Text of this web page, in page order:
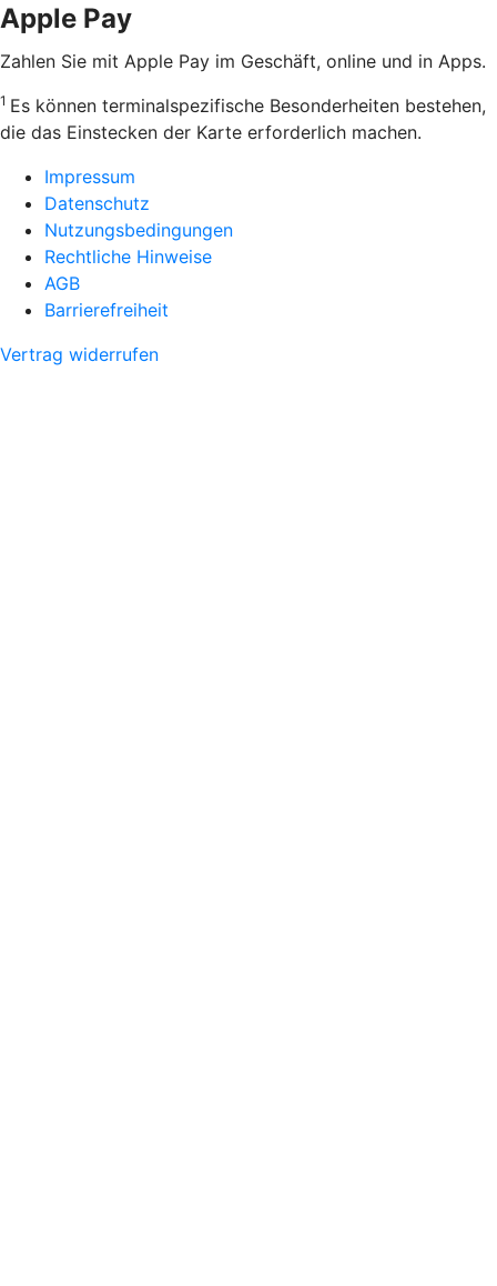
Apple Pay
Zahlen Sie mit Apple Pay im Geschäft, online und in Apps.
1 Es können terminalspezifische Besonderheiten bestehen,
die das Einstecken der Karte erforderlich machen.
Impressum
Datenschutz
Nutzungsbedingungen
Rechtliche Hinweise
AGB
Barrierefreiheit
Vertrag widerrufen